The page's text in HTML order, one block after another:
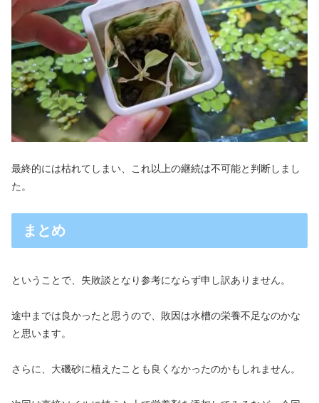
最終的には枯れてしまい、これ以上の継続は不可能と判断しまし
た。
まとめ
ということで、失敗談となり参考にならず申し訳ありません。
途中までは良かったと思うので、敗因は水槽の栄養不足なのかな
と思います。
さらに、大磯砂に植えたことも良くなかったのかもしれません。